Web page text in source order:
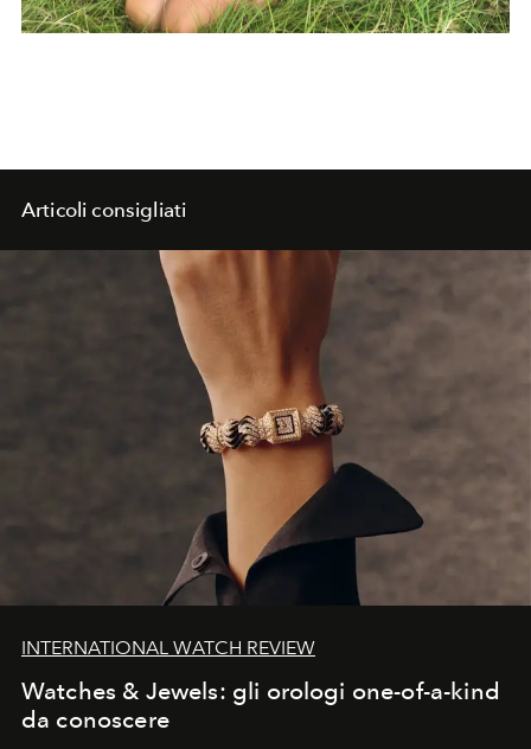
Articoli consigliati
INTERNATIONAL WATCH REVIEW
Watches & Jewels: gli orologi one-of-a-kind
da conoscere